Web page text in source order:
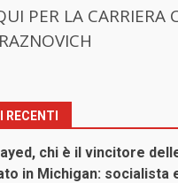
PER LA CARRIERA
RECENTI
chi è il vincitore
in Michigan: socialista